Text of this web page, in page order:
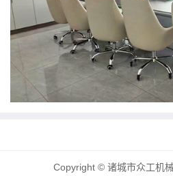
Copyright © 诸城市众工机